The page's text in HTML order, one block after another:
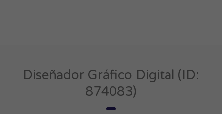
Diseñador Gráfico Digital (ID:
874083)